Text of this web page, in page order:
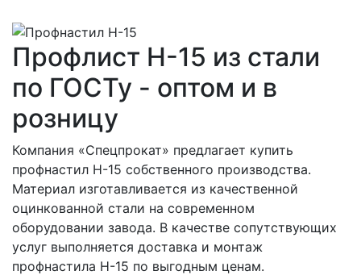
Профлист Н-15 из стали
по ГОСТу - оптом и в
розницу
Компания «Спецпрокат» предлагает купить
профнастил Н-15 собственного производства.
Материал изготавливается из качественной
оцинкованной стали на современном
оборудовании завода. В качестве сопутствующих
услуг выполняется доставка и монтаж
профнастила Н-15 по выгодным ценам.